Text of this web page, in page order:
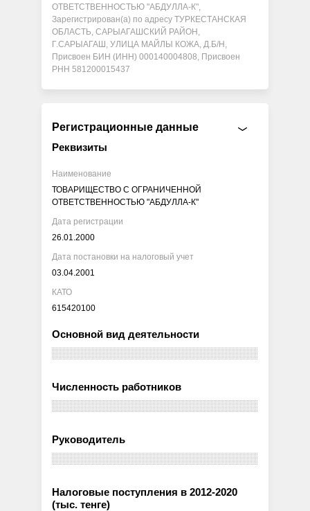
ОТВЕТСТВЕННОСТЬЮ "АБДУЛЛА-К",
Зарегистрирован(а) по адресу ТУРКЕСТАНСКАЯ
ОБЛАСТЬ, САРЫАГАШСКИЙ РАЙОН,
Г.САРЫАГАШ, УЛИЦА МАЙЛЫ КОЖА, Д.Б/Н,
Присвоен БИН (ИНН) 000140004808, Присвоен
РНН 581200015437
Регистрационные данные
Реквизиты
Наименование
ТОВАРИЩЕСТВО С ОГРАНИЧЕННОЙ
ОТВЕТСТВЕННОСТЬЮ "АБДУЛЛА-К"
Дата регистрации
26.01.2000
Дата постановки на налоговый учет
03.04.2001
КАТО
615420100
Основной вид деятельности
Численность работников
Руководитель
Налоговые поступления в 2012-2020
(тыс. тенге)